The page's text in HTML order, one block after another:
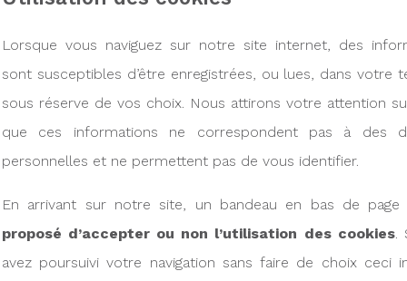
Lorsque vous naviguez sur notre site internet, des
sont susceptibles d’être enregistrées, ou lues, dans votre
sous réserve de vos choix. Nous attirons votre attention
que ces informations ne correspondent pas à des
personnelles et ne permettent pas de vous identifier.
En arrivant sur notre site, un bandeau en bas de page
proposé d’accepter ou non l’utilisation des cookies.
avez poursuivi votre navigation sans faire de choix ceci